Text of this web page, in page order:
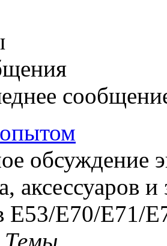
обсуждение
аксессуаров
E53/E70/E71/
Темы